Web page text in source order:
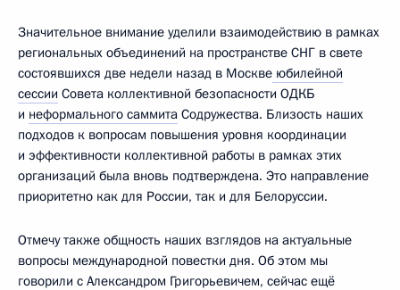
Значительное внимание уделили взаимодействию в рамках
региональных объединений на пространстве СНГ в свете
состоявшихся две недели назад в Москве юбилейной
сессии Совета коллективной безопасности ОДКБ
и неформального саммита Содружества. Близость наших
подходов к вопросам повышения уровня координации
и эффективности коллективной работы в рамках этих
организаций была вновь подтверждена. Это направление
приоритетно как для России, так и для Белоруссии.
Отмечу также общность наших взглядов на актуальные
вопросы международной повестки дня. Об этом мы
говорили с Александром Григорьевичем, сейчас ещё